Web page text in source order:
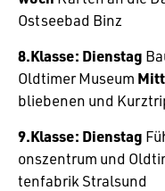
Ostseebad Binz
8.Klasse: Dienstag
Oldtimer Museum
blie­benen und
9.Klasse: Dienstag
ons­zen­trum und
ten­fa­brik Stralsund